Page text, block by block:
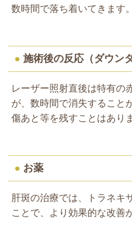
数時間で落ち着いてきます。
● 施術後の反応（ダウン
レーザー照射直後は特有の
が、数時間で消失すること
傷あと等を残すことはあり
● お薬
肝斑の治療では、トラネキ
ことで、より効果的な改善